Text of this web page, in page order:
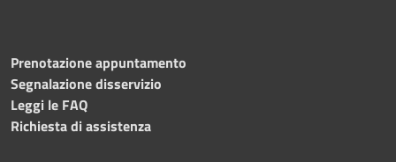
Prenotazione appuntamento
Segnalazione disservizio
Leggi le FAQ
Richiesta di assistenza